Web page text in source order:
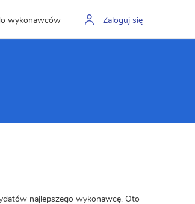
wykonawców Zaloguj się
najlepszego wykonawcę. Oto